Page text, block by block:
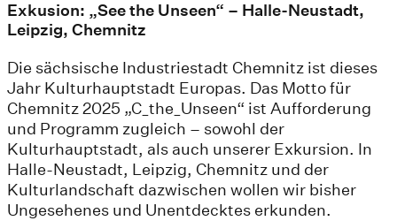
Exkusion: „See the Unseen“ – Halle-Neustadt,
Leipzig, Chemnitz
Die sächsische Industriestadt Chemnitz ist dieses
Jahr Kulturhauptstadt Europas. Das Motto für
Chemnitz 2025 „C_the_Unseen“ ist Aufforderung
und Programm zugleich – sowohl der
Kulturhauptstadt, als auch unserer Exkursion. In
Halle-Neustadt, Leipzig, Chemnitz und der
Kulturlandschaft dazwischen wollen wir bisher
Ungesehenes und Unentdecktes erkunden.